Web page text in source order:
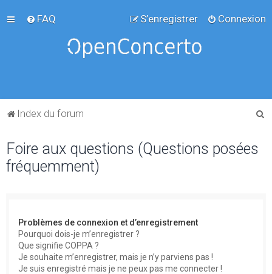
FAQ Connexion
S’enregistrer
Index du forum
Foire aux questions (Questions posées
fréquemment)
Problèmes de connexion et d’enregistrement
Pourquoi dois-je m’enregistrer ?
Que signifie COPPA ?
Je souhaite m’enregistrer, mais je n’y parviens pas !
Je suis enregistré mais je ne peux pas me connecter !